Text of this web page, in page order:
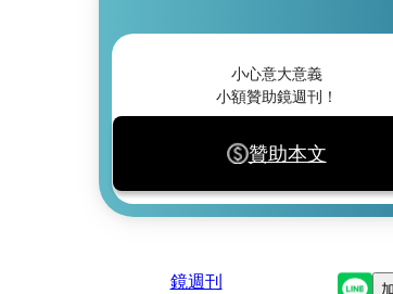
小心意大意義
小額贊助鏡週刊！
贊助本文
鏡週刊